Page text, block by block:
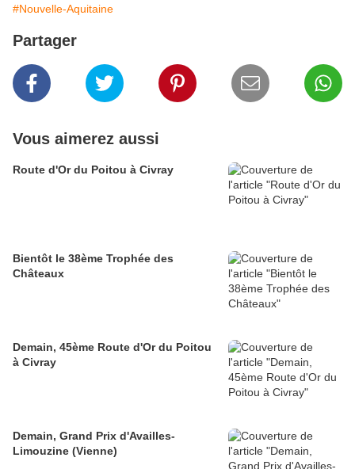
#Nouvelle-Aquitaine
Partager
Vous aimerez aussi
Route d'Or du Poitou à Civray
Bientôt le 38ème Trophée des
Châteaux
Demain, 45ème Route d'Or du Poitou
à Civray
Demain, Grand Prix d'Availles-
Limouzine (Vienne)